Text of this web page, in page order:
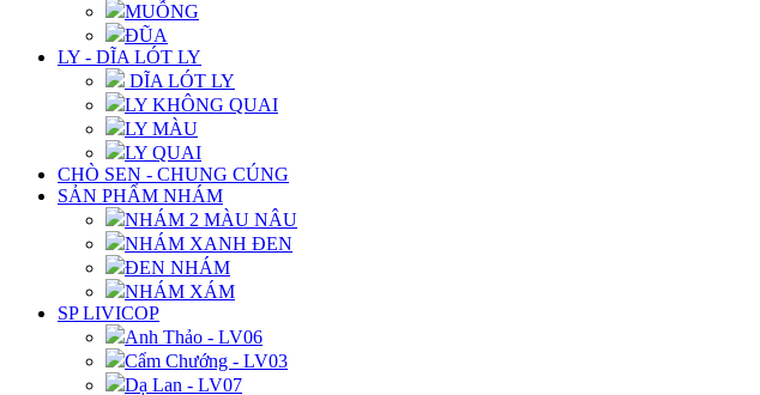
MUỖNG
ĐŨA
LY - DĨA LÓT LY
DĨA LÓT LY
LY KHÔNG QUAI
LY MÀU
LY QUAI
CHÒ SEN - CHUNG CÚNG
SẢN PHẨM NHÁM
NHÁM 2 MÀU NÂU
NHÁM XANH ĐEN
ĐEN NHÁM
NHÁM XÁM
SP LIVICOP
Anh Thảo - LV06
Cẩm Chướng - LV03
Dạ Lan - LV07